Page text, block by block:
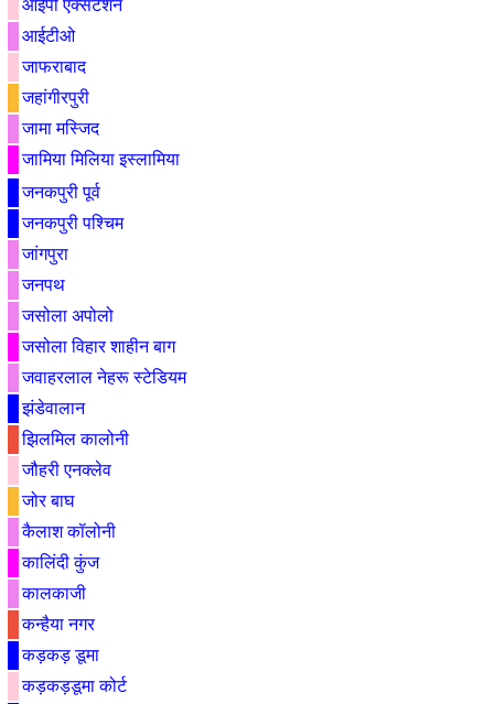
आईपी एक्सटेंशन
आईटीओ
जाफराबाद
जहांगीरपुरी
जामा मस्जिद
जामिया मिलिया इस्लामिया
जनकपुरी पूर्व
जनकपुरी पश्चिम
जांगपुरा
जनपथ
जसोला अपोलो
जसोला विहार शाहीन बाग
जवाहरलाल नेहरू स्टेडियम
झंडेवालान
झिलमिल कालोनी
जौहरी एनक्लेव
जोर बाघ
कैलाश कॉलोनी
कालिंदी कुंज
कालकाजी
कन्हैया नगर
कड़कड़ डूमा
कड़कड़डूमा कोर्ट